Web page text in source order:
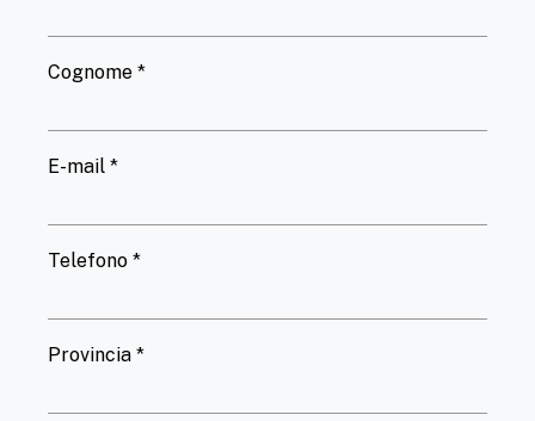
Cognome *
E-mail *
Telefono *
Provincia *